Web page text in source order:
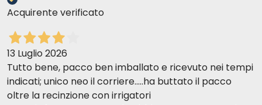
Acquirente verificato
13 Luglio 2026
Tutto bene, pacco ben imballato e ricevuto nei tempi
indicati; unico neo il corriere.....ha buttato il pacco
oltre la recinzione con irrigatori